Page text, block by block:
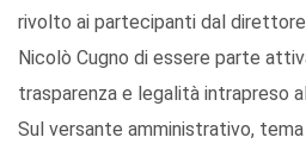
rivolto ai partecipanti dal
Nicolò Cugno di essere parte
trasparenza e legalità intrapreso
Sul versante amministrativo, tema